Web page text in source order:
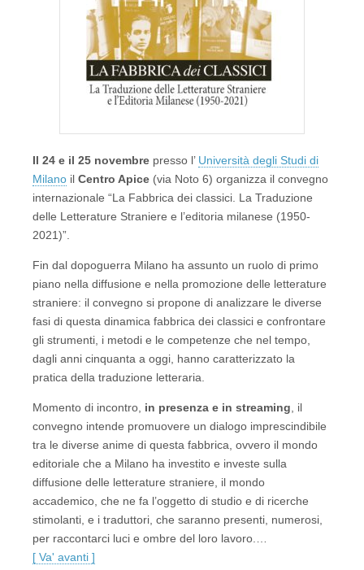
Il 24 e il 25 novembre presso l’ Università degli Studi di
Milano il Centro Apice (via Noto 6) organizza il convegno
internazionale “La Fabbrica dei classici. La Traduzione
delle Letterature Straniere e l’editoria milanese (1950-
2021)”.
Fin dal dopoguerra Milano ha assunto un ruolo di primo
piano nella diffusione e nella promozione delle letterature
straniere: il convegno si propone di analizzare le diverse
fasi di questa dinamica fabbrica dei classici e confrontare
gli strumenti, i metodi e le competenze che nel tempo,
dagli anni cinquanta a oggi, hanno caratterizzato la
pratica della traduzione letteraria.
Momento di incontro, in presenza e in streaming , il
convegno intende promuovere un dialogo imprescindibile
tra le diverse anime di questa fabbrica, ovvero il mondo
editoriale che a Milano ha investito e investe sulla
diffusione delle letterature straniere, il mondo
accademico, che ne fa l’oggetto di studio e di ricerche
stimolanti, e i traduttori, che saranno presenti, numerosi,
per raccontarci luci e ombre del loro lavoro.…
[ Va' avanti ]